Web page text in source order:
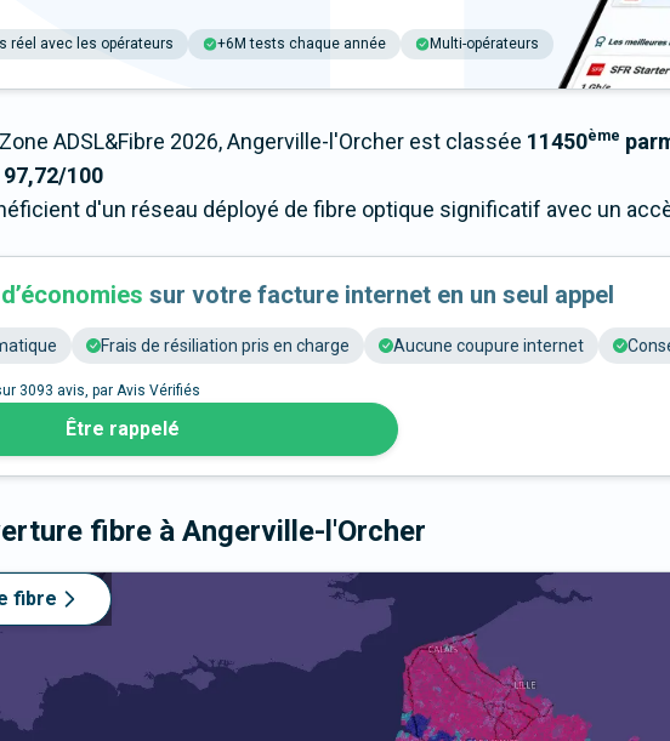
réel avec les opérateurs +6M tests chaque année Multi-opérateurs
ADSL&Fibre 2026, Angerville-l'Orcher est classée 11450ème
97,72/100
d'un réseau déployé de fibre optique significatif avec un
sur votre facture internet en un seul appel
Frais de résiliation pris en charge Aucune coupure internet
3093 avis, par Avis Vérifiés
Être rappelé
fibre à Angerville-l'Orcher
fibre